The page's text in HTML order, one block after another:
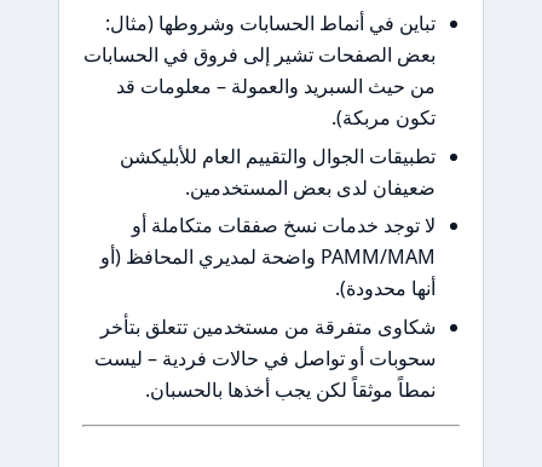
في أنماط الحسابات وشروطها (مثال:
الصفحات تشير إلى فروق في الحسابات
حيث السبريد والعمولة – معلومات قد
الجوال والتقييم العام للأبليكشن
لدى بعض المستخدمين.
توجد خدمات نسخ صفقات متكاملة أو
PAMM/MAM واضحة لمديري المحافظ (أو
متفرقة من مستخدمين تتعلق بتأخر
أو تواصل في حالات فردية – ليست
موثقاً لكن يجب أخذها بالحسبان.